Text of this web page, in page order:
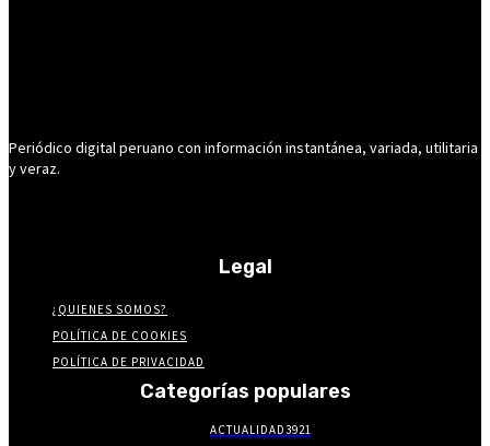
Periódico digital peruano con información instantánea, variada, utilitaria
y veraz.
Legal
¿QUIENES SOMOS?
POLÍTICA DE COOKIES
POLÍTICA DE PRIVACIDAD
Categorías populares
ACTUALIDAD3921